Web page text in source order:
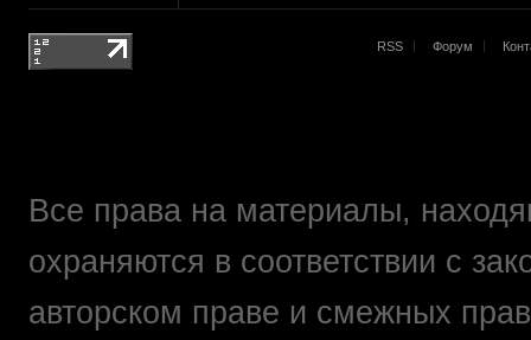
RSS Форум
Все права на материалы,
охраняются в соответствии с
авторском праве и смежных